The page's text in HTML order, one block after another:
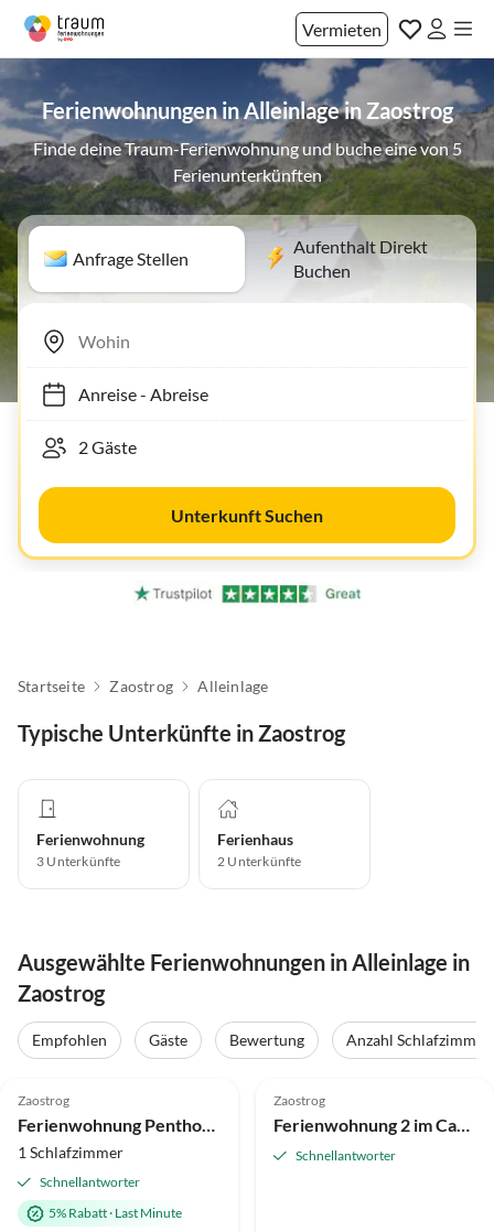
Vermieten
Ferienwohnungen in Alleinlage in Zaostrog
Finde deine Traum-Ferienwohnung und buche eine von 5
Ferienunterkünften
Anfrage Stellen
Aufenthalt Direkt
Buchen
Anreise- Abreise
Unterkunft Suchen
Startseite Zaostrog Alleinlage
Typische Unterkünfte in Zaostrog
Ferienwohnung
3 Unterkünfte
Ferienhaus
2 Unterkünfte
Ausgewählte Ferienwohnungen in Alleinlage in
Zaostrog
Empfohlen Gäste Bewertung Anzahl Schlafzimmer
Top-Inserat
Zaostrog
Ferienwohnung Penthouse im Casa-Viter
1 Schlafzimmer
Schnellantworter
5% Rabatt· Last Minute
Zaostrog
Ferienwohnung 2 im Casa-Viter
Schnellantworter